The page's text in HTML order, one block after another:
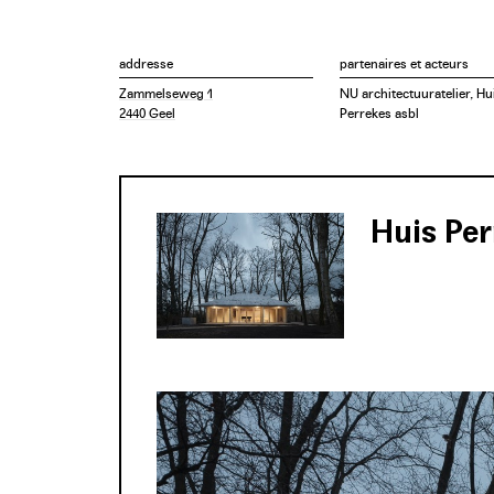
addresse
Zammelseweg 1
2440 Geel
partenaires et acteurs
NU architectuuratelier,
Perrekes asbl
Huis